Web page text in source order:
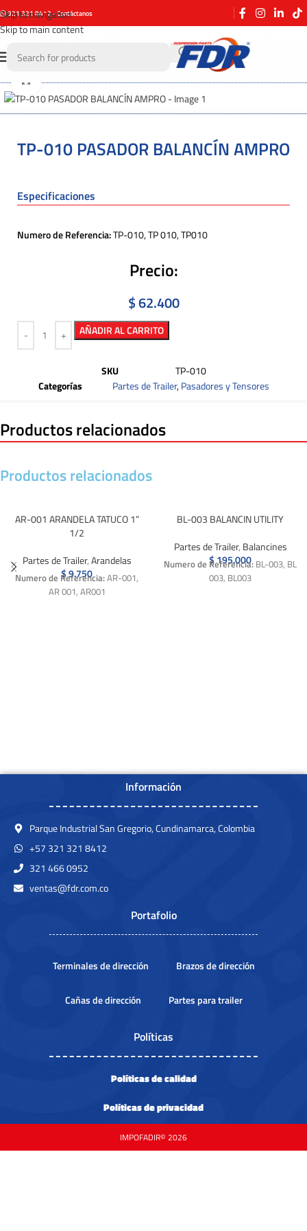
Skip to navigation
Skip to main content
321 321 8412 - Contáctanos
Click to enlarge
TP-010 PASADOR BALANCÍN AMPRO
Especificaciones
Numero de Referencia:TP-010, TP 010, TP010
Precio:
$62.400
AÑADIR AL CARRITO
SKU
TP-010
Categorías
Partes de Trailer,Pasadores y Tensores
Productos relacionados
Productos relacionados
AR-001 ARANDELA TATUCO 1”
1/2
Partes de Trailer,Arandelas
$9.750
Numero de Referencia:AR-001,
AR 001, AR001
BL-003 BALANCIN UTILITY
Partes de Trailer, Balancines
$195.000
Numero de Referencia: BL-003, BL
003, BL003
Información
Parque Industrial San Gregorio, Cundinamarca, Colombia
+57 321 321 8412
321 466 0952
ventas@fdr.com.co
Portafolio
Terminales de dirección Brazos de dirección
Cañas de dirección Partes para trailer
Políticas
Políticas de calidad
Políticas de privacidad
IMPOFADIR© 2026